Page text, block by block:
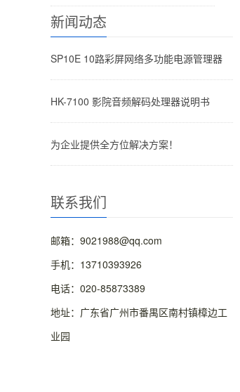
新闻动态
SP10E 10路彩屏网络多功能电源管理器
HK-7100 影院音频解码处理器说明书
为企业提供全方位解决方案！
联系我们
邮箱：9021988@qq.com
手机：13710393926
电话：020-85873389
地址：广东省广州市番禺区南村镇樟边工
业园